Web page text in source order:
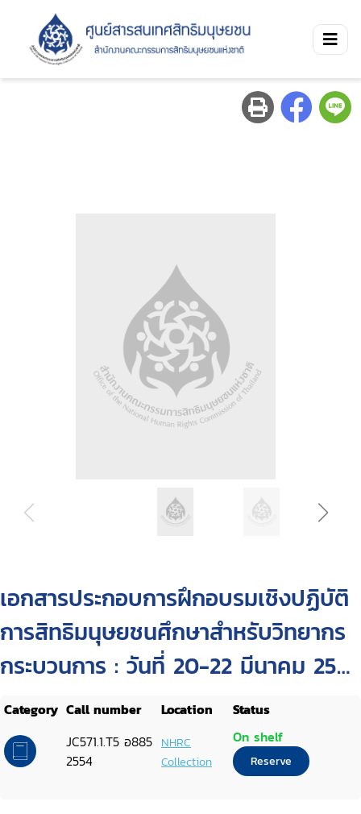
เอกสารประกอบการฝึกอบรมเชิงปฏิบัติ
การสิทธิมนุษยชนศึกษาสำหรับวิทยากร
กระบวนการ : วันที่ 20-22 มีนาคม 2554
ณ ห้องจินดา โรงแรมเอเชีย พัทยา
จังหวัดชลบุรี
Category Call number Location
Status
JC571.1.T5 อ885
2554
NHRC
Collection
On shelf
Reserve